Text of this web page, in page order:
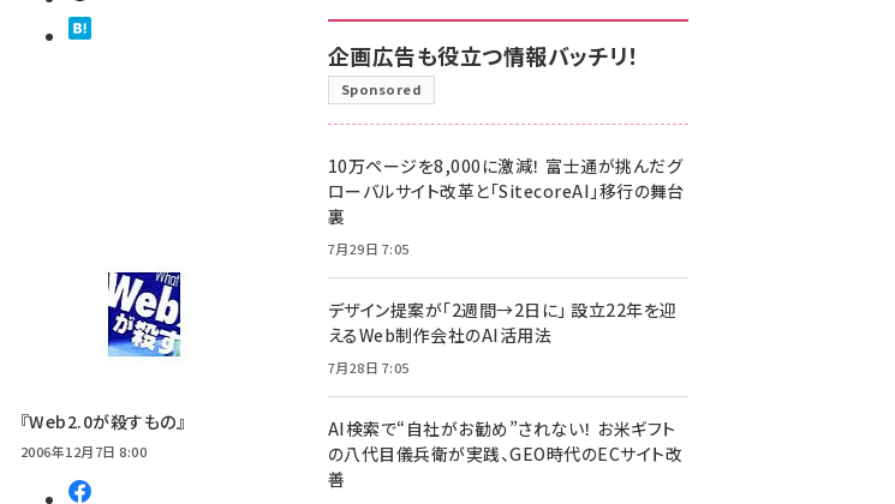
『Web2.0が殺すもの』
2006年12月7日 8:00
企画広告も役立つ情報バッチリ！
Sponsored
10万ページを8,000に激減！ 富士通が挑んだグ
ローバルサイト改革と「SitecoreAI」移行の舞台
裏
7月29日 7:05
デザイン提案が「2週間→2日に」 設立22年を迎
えるWeb制作会社のAI活用法
7月28日 7:05
AI検索で“自社がお勧め”されない！ お米ギフト
の八代目儀兵衛が実践、GEO時代のECサイト改
善